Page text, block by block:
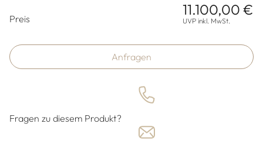
Preis
11.100,00 €
UVP inkl. MwSt.
Anfragen
Fragen zu diesem Produkt?